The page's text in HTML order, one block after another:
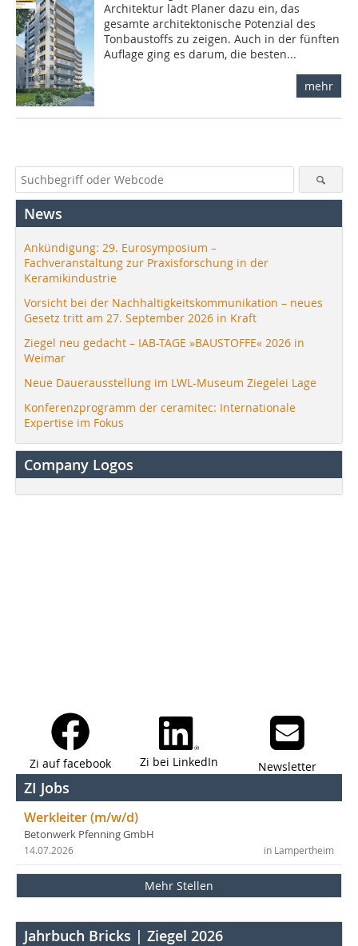
Architektur lädt Planer dazu ein, das
gesamte architektonische Potenzial des
Tonbaustoffs zu zeigen. Auch in der fünften
Auflage ging es darum, die besten...
mehr
News
Ankündigung: 29. Eurosymposium –
Fachveranstaltung zur Praxisforschung in der
Keramikindustrie
Vorsicht bei der Nachhaltigkeitskommunikation – neues
Gesetz tritt am 27. September 2026 in Kraft
Ziegel neu gedacht – IAB-TAGE »BAUSTOFFE« 2026 in
Weimar
Neue Dauerausstellung im LWL-Museum Ziegelei Lage
Konferenzprogramm der ceramitec: Internationale
Expertise im Fokus
Company Logos
Zi auf facebook Zi bei LinkedIn Newsletter
ZI Jobs
Werkleiter (m/w/d)
Betonwerk Pfenning GmbH
in Lampertheim
14.07.2026
Mehr Stellen
Jahrbuch Bricks | Ziegel 2026